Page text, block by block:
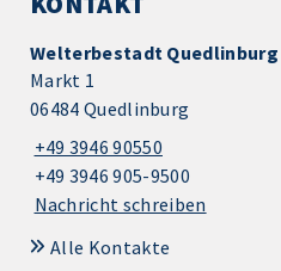
Welterbestadt Quedlinburg
Markt 1
06484 Quedlinburg
+49 3946 90550
+49 3946 905-9500
Nachricht schreiben
Alle Kontakte